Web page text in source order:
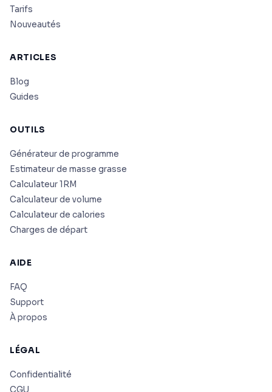
Tarifs
Nouveautés
ARTICLES
Blog
Guides
OUTILS
Générateur de programme
Estimateur de masse grasse
Calculateur 1RM
Calculateur de volume
Calculateur de calories
Charges de départ
AIDE
FAQ
Support
À propos
LÉGAL
Confidentialité
CGU